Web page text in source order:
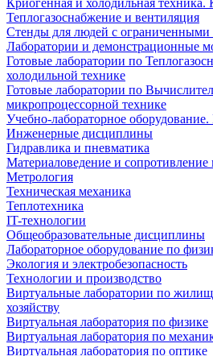
Криогенная и холодильная
Теплогазоснабжение и вентиляция
Стенды для людей с ограниченными
Лаборатории и демонстрационные
Готовые лаборатории по
холодильной технике
Готовые лаборатории по
микропроцессорной технике
Учебно-лабораторное
Инженерные дисциплины
Гидравлика и пневматика
Материаловедение и сопротивление
Метрология
Техническая механика
Теплотехника
IT-технологии
Общеобразовательные дисциплины
Лабораторное оборудование по
Экология и электробезопасность
Технологии и производство
Виртуальные лаборатории по
хозяйству
Виртуальная лаборатория по физике
Виртуальная лаборатория по
Виртуальная лаборатория по оптике